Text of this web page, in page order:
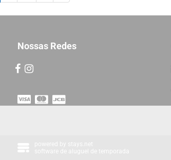
Nossas Redes
powered by stays.net
software de aluguel de temporada